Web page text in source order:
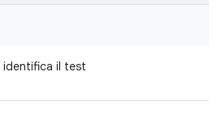
identifica il test